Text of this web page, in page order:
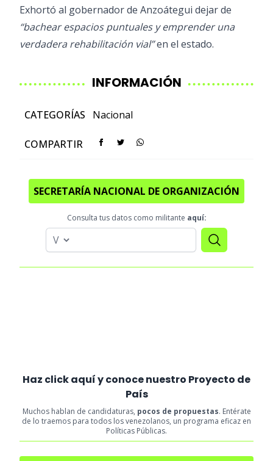
Exhortó al gobernador de Anzoátegui dejar de
“bachear espacios puntuales y emprender una
verdadera rehabilitación vial”en el estado.
INFORMACIÓN
CATEGORÍAS Nacional
COMPARTIR
SECRETARÍA NACIONAL DE ORGANIZACIÓN
Consulta tus datos como militante aquí:
Haz click aquí y conoce nuestro Proyecto de
País
Muchos hablan de candidaturas, pocos de propuestas. Entérate
de lo traemos para todos los venezolanos, un programa eficaz en
Políticas Públicas.